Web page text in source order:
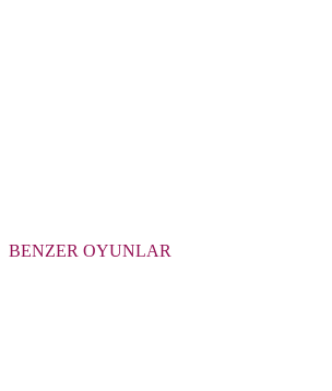
BENZER OYUNLAR